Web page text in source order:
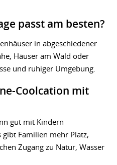
passt am besten?
in abgeschiedener
Häuser am Wald oder
und ruhiger Umgebung.
Coolcation mit
gut mit Kindern
Familien mehr Platz,
Zugang zu Natur, Wasser